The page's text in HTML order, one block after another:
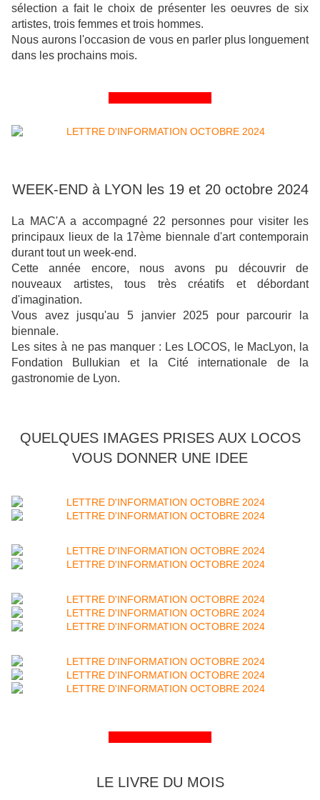
sélection a fait le choix de présenter les oeuvres de six
artistes, trois femmes et trois hommes.
Nous aurons l'occasion de vous en parler plus longuement
dans les prochains mois.
WEEK-END à LYON les 19 et 20 octobre 2024
La MAC'A a accompagné 22 personnes pour visiter les
principaux lieux de la 17ème biennale d'art contemporain
durant tout un week-end.
Cette année encore, nous avons pu découvrir de
nouveaux artistes, tous très créatifs et débordant
d'imagination.
Vous avez jusqu'au 5 janvier 2025 pour parcourir la
biennale.
Les sites à ne pas manquer : Les LOCOS, le MacLyon, la
Fondation Bullukian et la Cité internationale de la
gastronomie de Lyon.
QUELQUES IMAGES PRISES AUX LOCOS
VOUS DONNER UNE IDEE
LE LIVRE DU MOIS